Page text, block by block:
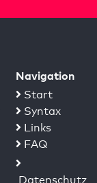
Navigation
Start
Syntax
Links
FAQ
Datenschutz